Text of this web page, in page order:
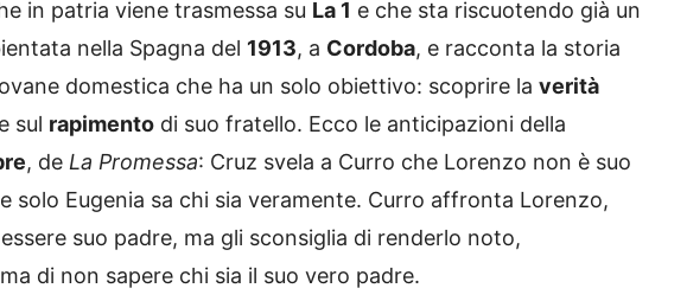
in patria viene trasmessa su La 1 e che sta riscuotendo già un
nella Spagna del 1913, a Cordoba, e racconta la storia
domestica che ha un solo obiettivo: scoprire la verità
sul rapimento di suo fratello. Ecco le anticipazioni della
, de La Promessa: Cruz svela a Curro che Lorenzo non è suo
solo Eugenia sa chi sia veramente. Curro affronta Lorenzo,
suo padre, ma gli sconsiglia di renderlo noto,
di non sapere chi sia il suo vero padre.